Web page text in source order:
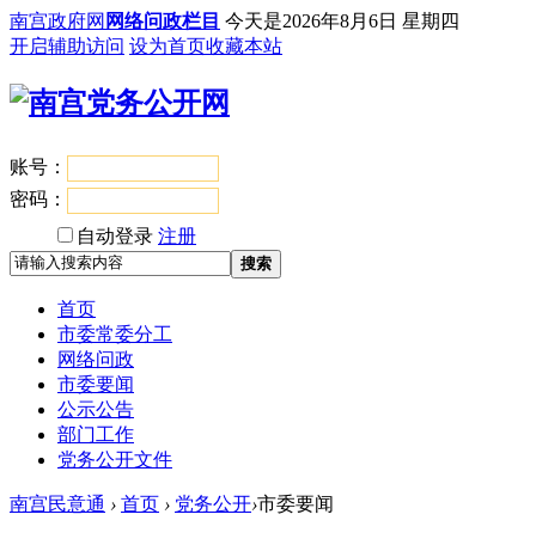
南宫政府网 网络问政栏目 今天是2026年8月6日 星期四
开启辅助访问 设为首页收藏本站
账号：
密码：
自动登录 注册
搜索
首页
市委常委分工
网络问政
市委要闻
公示公告
部门工作
党务公开文件
南宫民意通 › 首页 › 党务公开›市委要闻